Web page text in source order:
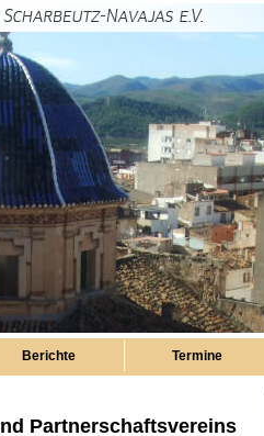
Berichte Termine
Partnerschaftsvereins